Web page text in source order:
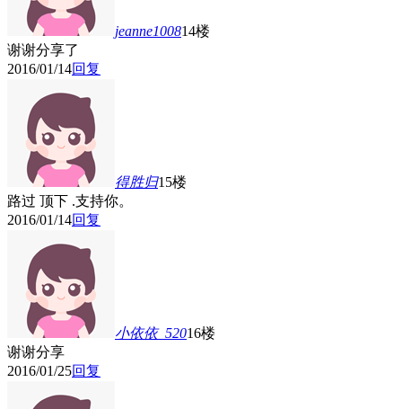
jeanne100814楼
谢谢分享了
2016/01/14回复
得胜归15楼
路过 顶下 .支持你。
2016/01/14回复
小依依_52016楼
谢谢分享
2016/01/25回复